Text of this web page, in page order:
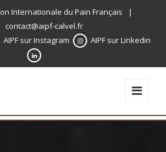
Internationale du Pain Français
|
contact@aipf-calvel.fr
AIPF sur Instagram AIPF sur Linkedin